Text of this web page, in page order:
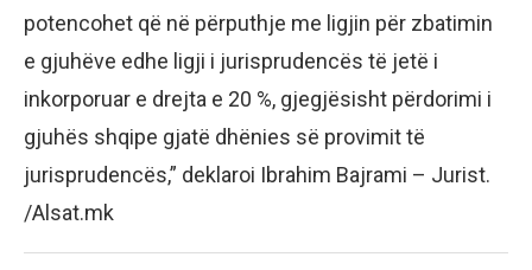
potencohet që në përputhje me ligjin për zbatimin
e gjuhëve edhe ligji i jurisprudencës të jetë i
inkorporuar e drejta e 20 %, gjegjësisht përdorimi i
gjuhës shqipe gjatë dhënies së provimit të
jurisprudencës,” deklaroi Ibrahim Bajrami – Jurist.
/Alsat.mk